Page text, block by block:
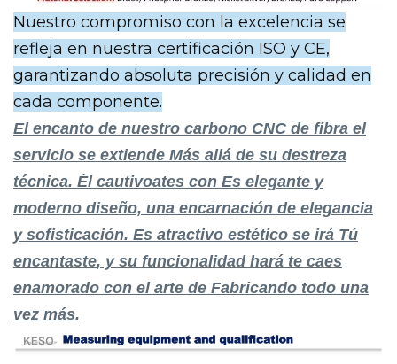
Nuestro compromiso con la excelencia se
refleja en nuestra certificación ISO y CE,
garantizando absoluta precisión y calidad en
cada componente.
Elencanto de nuestro carbono CNC de fibra el
servicio se extiende Más allá de su destreza
técnica. Élcautivoates con Es elegante y
moderno diseño, una encarnación de elegancia
y sofisticación. Es atractivo estético se irá Tú
encantaste, ysu funcionalidadhará te caes
enamorado con elarte de Fabricando todo una
vez más.